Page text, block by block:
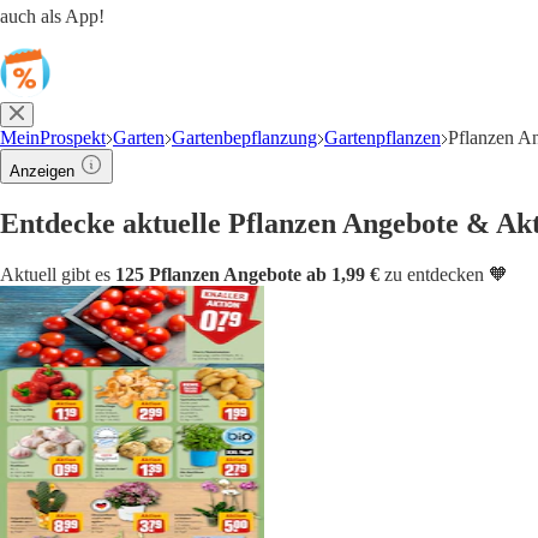
auch als App!
MeinProspekt Garten Gartenbepflanzung Gartenpflanzen Pflanzen
Anzeigen
Entdecke aktuelle Pflanzen Angebote &
Aktuell gibt es 125 Pflanzen Angebote ab 1,99 € zu entdecken 🧡